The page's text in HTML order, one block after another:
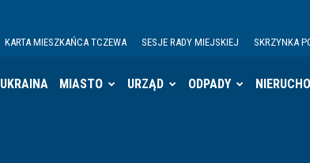
KARTA MIESZKAŃCA TCZEWA SESJE RADY MIEJSKIEJ SKRZYNKA
UKRAINA MIASTO URZĄD ODPADY